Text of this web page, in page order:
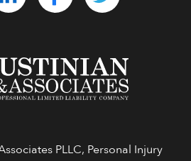
PLLC, Personal Injury